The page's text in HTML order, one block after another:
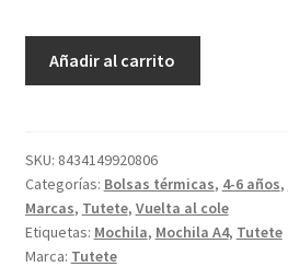
cantidad
Añadir al carrito
SKU: 8434149920806
Categorías: Bolsas térmicas, 4-6 años,
Marcas, Tutete, Vuelta al cole
Etiquetas: Mochila, Mochila A4, Tutete
Marca: Tutete